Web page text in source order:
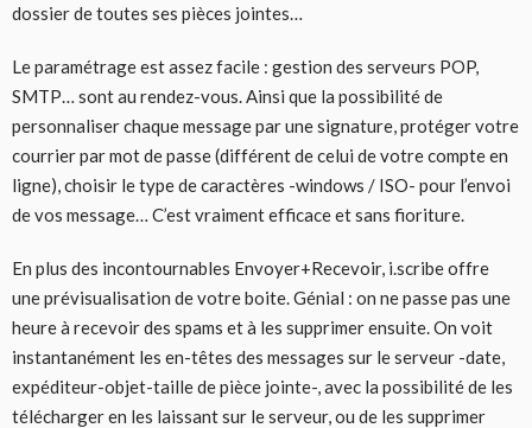
dossier de toutes ses pièces jointes…
Le paramétrage est assez facile : gestion des serveurs POP,
SMTP… sont au rendez-vous. Ainsi que la possibilité de
personnaliser chaque message par une signature, protéger votre
courrier par mot de passe (différent de celui de votre compte en
ligne), choisir le type de caractères -windows / ISO- pour l’envoi
de vos message… C’est vraiment efficace et sans fioriture.
En plus des incontournables Envoyer+Recevoir, i.scribe offre
une prévisualisation de votre boite. Génial : on ne passe pas une
heure à recevoir des spams et à les supprimer ensuite. On voit
instantanément les en-têtes des messages sur le serveur -date,
expéditeur-objet-taille de pièce jointe-, avec la possibilité de les
télécharger en les laissant sur le serveur, ou de les supprimer